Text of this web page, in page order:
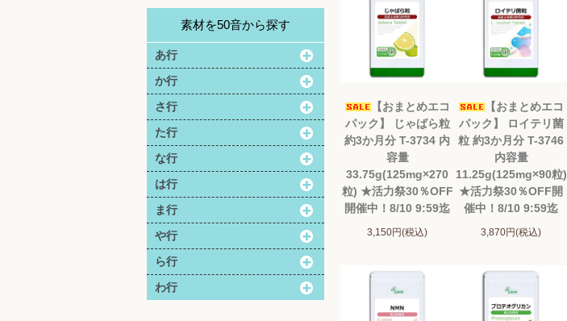
素材を50音から探す
あ行
か行
さ行
た行
な行
は行
ま行
や行
ら行
わ行
【おまとめエコ
パック】 じゃばら粒
約3か月分 T-3734 内
容量
33.75g(125mg×270
粒) ★活力祭30％OFF
開催中！8/10 9:59迄
3,150円(税込)
【おまとめエコ
パック】 ロイテリ菌
粒 約3か月分 T-3746
内容量
11.25g(125mg×90粒)
★活力祭30％OFF開
催中！8/10 9:59迄
3,870円(税込)